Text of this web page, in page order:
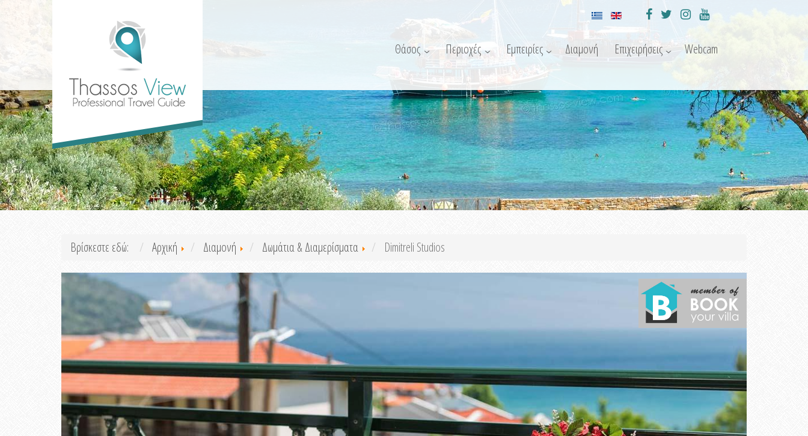
Θάσος Περιοχές Εμπειρίες Διαμονή Επιχειρήσεις Webcam
Βρίσκεστε εδώ: Αρχική Διαμονή Δωμάτια & Διαμερίσματα Dimitreli Studios